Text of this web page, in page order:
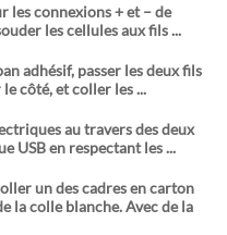
les connexions + et – de
les cellules aux fils ...
adhésif, passer les deux fils
côté, et coller les ...
au travers des deux
USB en respectant les ...
un des cadres en carton
la colle blanche. Avec de la